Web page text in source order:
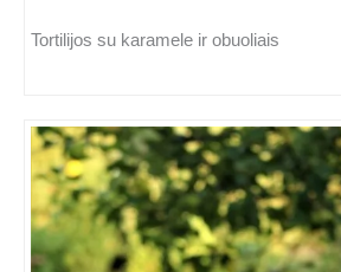
Tortilijos su karamele ir obuoliais